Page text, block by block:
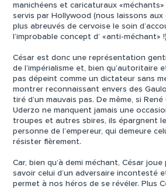
manichéens et caricaturaux
servis par Hollywood (nous laissons aux
plus abreuvés de cervoise le soin
l’improbable concept d’ «anti-méchant»
César est donc une représentation
de l’impérialisme et, bien qu’autoritaire
pas dépeint comme un dictateur sans
montrer reconnaissant envers des
tiré d’un mauvais pas. De même, si
Uderzo ne manquent jamais une
troupes et autres sbires, ils épargnent
personne de l’empereur, qui demeure
résister fièrement.
Car, bien qu’à demi méchant, César
savoir celui d’un adversaire incontesté
permet à nos héros de se révéler. Plus